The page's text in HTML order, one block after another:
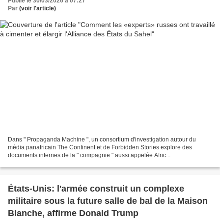
Par (voir l'article)
Dans " Propaganda Machine ", un consortium d'investigation autour du
média panafricain The Continent et de Forbidden Stories explore des
documents internes de la " compagnie " aussi appelée Afric...
États-Unis: l'armée construit un complexe
militaire sous la future salle de bal de la Maison
Blanche, affirme Donald Trump